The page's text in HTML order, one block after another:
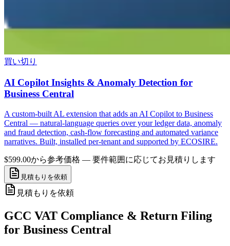
買い切り
AI Copilot Insights & Anomaly Detection for
Business Central
A custom-built AL extension that adds an AI Copilot to Business
Central — natural-language queries over your ledger data, anomaly
and fraud detection, cash-flow forecasting and automated variance
narratives. Built, installed per-tenant and supported by ECOSIRE.
$599.00から参考価格 — 要件範囲に応じてお見積りします
見積もりを依頼
見積もりを依頼
GCC VAT Compliance & Return Filing
for Business Central